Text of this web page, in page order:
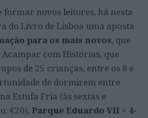
formar novos leitores, há nesta
do Livro de Lisboa uma aposta
para os mais novos, que
com Histórias, que
de 25 crianças, entre os 8 e
de dormirem entre
Estufa Fria (às sextas e
€20). Parque Eduardo VII > 4-